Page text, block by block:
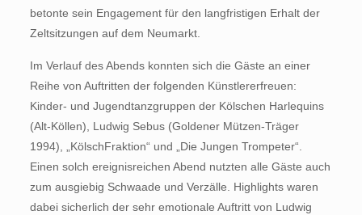
betonte sein Engagement für den langfristigen Erhalt der
Zeltsitzungen auf dem Neumarkt.
Im Verlauf des Abends konnten sich die Gäste an einer
Reihe von Auftritten der folgenden Künstlererfreuen:
Kinder- und Jugendtanzgruppen der Kölschen Harlequins
(Alt-Köllen), Ludwig Sebus (Goldener Mützen-Träger
1994), „KölschFraktion“ und „Die Jungen Trompeter“.
Einen solch ereignisreichen Abend nutzten alle Gäste auch
zum ausgiebig Schwaade und Verzälle. Highlights waren
dabei sicherlich der sehr emotionale Auftritt von Ludwig